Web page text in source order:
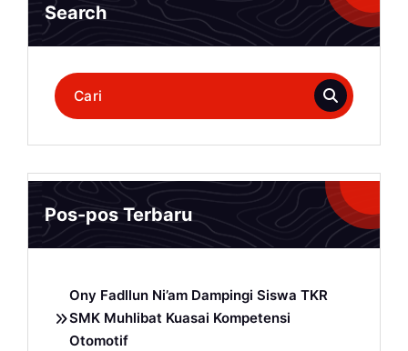
Search
Pencarian
untuk:
Pos-pos Terbaru
Ony Fadllun Ni’am Dampingi Siswa TKR
SMK Muhlibat Kuasai Kompetensi
Otomotif